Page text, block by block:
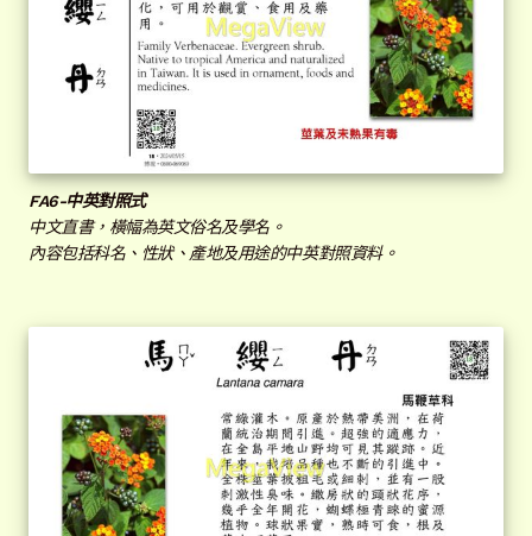
FA6-中英對照式
中文直書，橫幅為英文俗名及學名。
內容包括科名、性狀、產地及用途的中英對照資料。